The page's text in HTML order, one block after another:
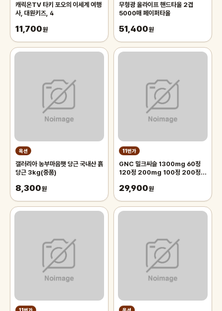
캐릭온TV 타키 포오의 이세계 여행
사, 대원키즈, 4
11,700원
무형광 올라이프 핸드타올 2겹
5000매 페이퍼타올
51,400원
옥션
갤러리아 농부마음햇 당근 국내산 흙
당근 3kg(중품)
8,300원
11번가
GNC 밀크씨슬 1300mg 60정
120정 200mg 100정 200정
29,900원